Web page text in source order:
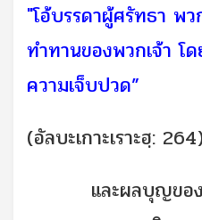
"โอ้บรรดาผู้ศรัทธา พว
ทำทานของพวกเจ้า โด
ความเจ็บปวด”
(อัลบะเกาะเราะฮฺ:
และผลบุญของก